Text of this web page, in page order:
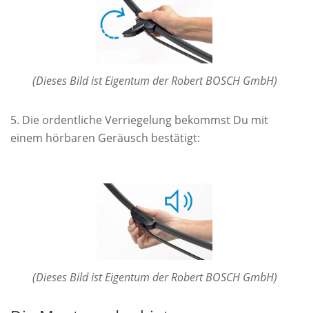
(Dieses Bild ist Eigentum der Robert BOSCH GmbH)
Die ordentliche Verriegelung bekommst Du mit
einem hörbaren Geräusch bestätigt:
(Dieses Bild ist Eigentum der Robert BOSCH GmbH)